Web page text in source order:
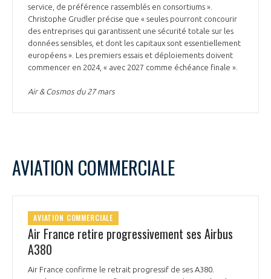
service, de préférence rassemblés en consortiums ».
Christophe Grudler précise que « seules pourront concourir
des entreprises qui garantissent une sécurité totale sur les
données sensibles, et dont les capitaux sont essentiellement
européens ». Les premiers essais et déploiements doivent
commencer en 2024, « avec 2027 comme échéance finale ».
Air & Cosmos du 27 mars
AVIATION COMMERCIALE
AVIATION COMMERCIALE
Air France retire progressivement ses Airbus
A380
Air France confirme le retrait progressif de ses A380.